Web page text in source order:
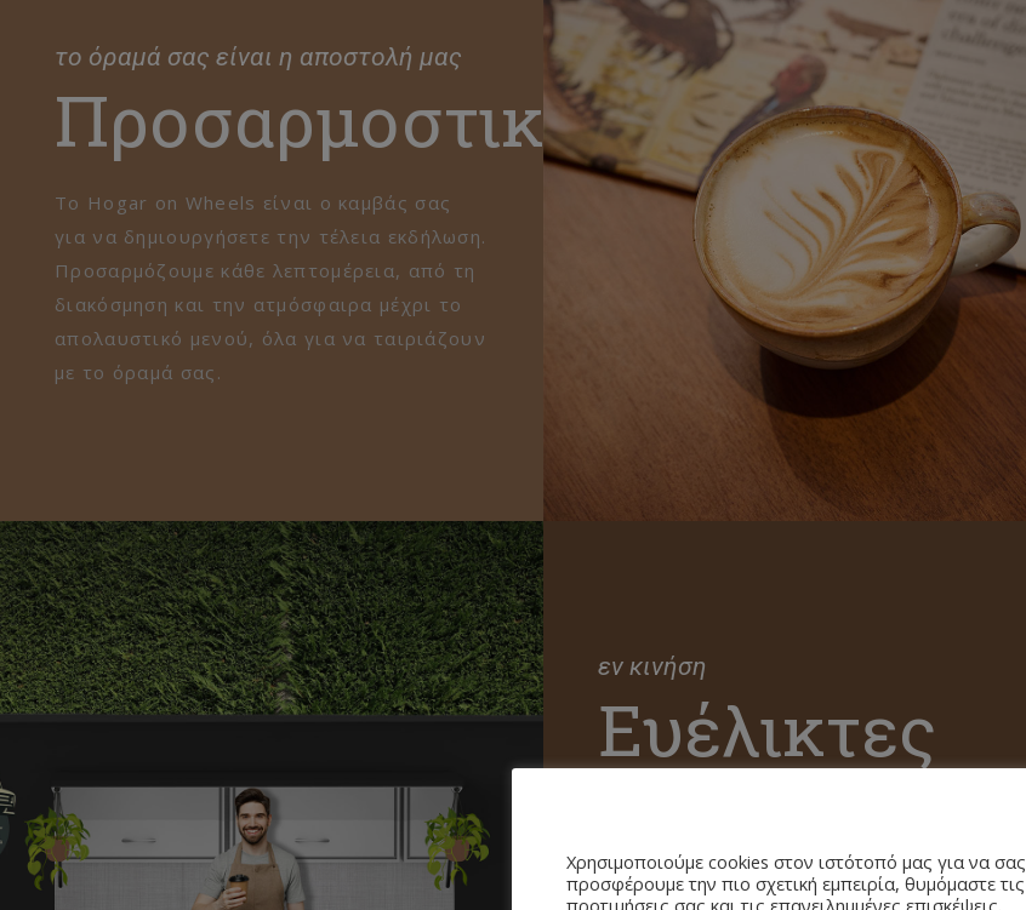
το όραμά σας είναι η αποστολή μας
Προσαρμοστικότητα
Το Hogar on Wheels είναι ο καμβάς σας
για να δημιουργήσετε την τέλεια εκδήλωση.
Προσαρμόζουμε κάθε λεπτομέρεια, από τη
διακόσμηση και την ατμόσφαιρα μέχρι το
απολαυστικό μενού, όλα για να ταιριάζουν
με το όραμά σας.
εν κινήση
Ευέλικτες
Όπου κι αν επιλέξετε να φιλοξενήσετε την
Χρησιμοποιούμε cookies στον ιστότοπό μας για να σας
προσφέρουμε την πιο σχετική εμπειρία, θυμόμαστε τις
προτιμήσεις σας και τις επανειλημμένες επισκέψεις.